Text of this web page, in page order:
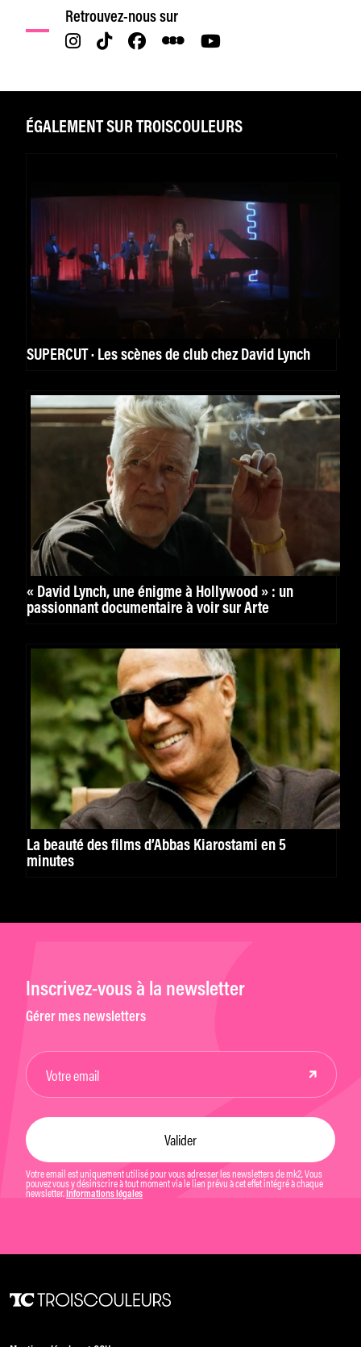
Retrouvez-nous sur
ÉGALEMENT SUR TROISCOULEURS
SUPERCUT · Les scènes de club chez David Lynch
« David Lynch, une énigme à Hollywood » : un
passionnant documentaire à voir sur Arte
La beauté des films d’Abbas Kiarostami en 5
minutes
Inscrivez-vous à la newsletter
Gérer mes newsletters
Votre email est uniquement utilisé pour vous adresser les newsletters de mk2. Vous
pouvez vous y désinscrire à tout moment via le lien prévu à cet effet intégré à chaque
newsletter. Informations légales